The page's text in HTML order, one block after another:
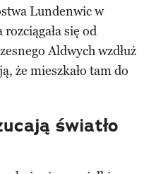
Lundenwic w
się od
Aldwych wzdłuż
że mieszkało tam do
światło